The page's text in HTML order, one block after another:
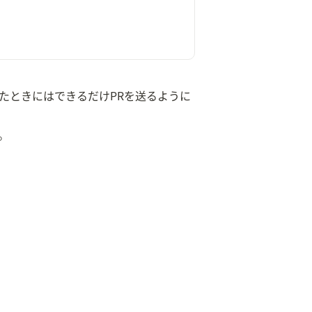
ときにはできるだけPRを送るように